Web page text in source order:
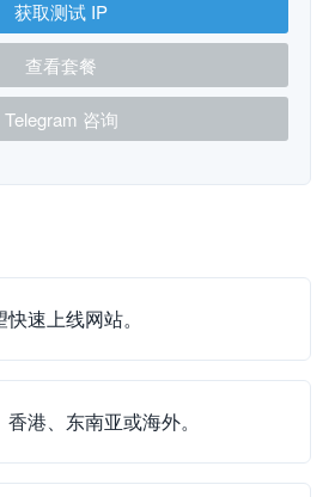
获取测试 IP
查看套餐
Telegram 咨询
速上线网站。
港、东南亚或海外。